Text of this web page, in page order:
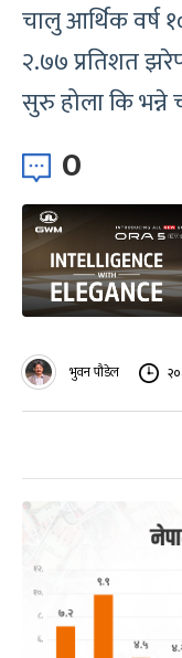
चालु आर्थिक वर्ष
२.७७ प्रतिशत
सुरु होला कि भन्ने
0
भुवन पौडेल